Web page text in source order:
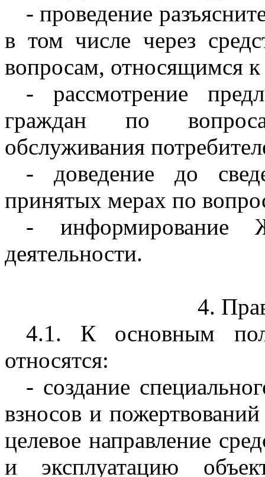
- проведение
в том числе через
вопросам, относящимся
- рассмотрение
граждан по
обслуживания
- доведение до
принятых мерах по
-
деятельности.
4.
4.1. К основным
относятся:
- создание
взносов и
целевое направление
и эксплуатацию